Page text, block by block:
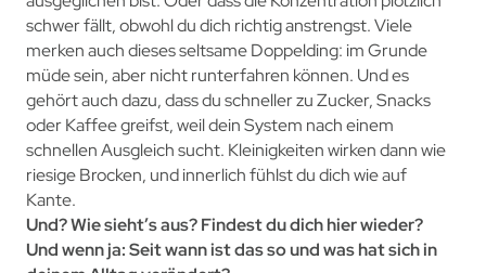
schwer fällt, obwohl du dich richtig anstrengst. Viele
merken auch dieses seltsame Doppelding: im Grunde
müde sein, aber nicht runterfahren können. Und es
gehört auch dazu, dass du schneller zu Zucker, Snacks
oder Kaffee greifst, weil dein System nach einem
schnellen Ausgleich sucht. Kleinigkeiten wirken dann wie
riesige Brocken, und innerlich fühlst du dich wie auf
Kante.
Und? Wie sieht’s aus? Findest du dich hier wieder?
Und wenn ja: Seit wann ist das so und was hat sich in